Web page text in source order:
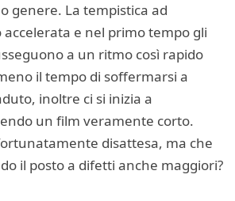
genere. La tempistica ad
e nel primo tempo gli
a un ritmo così rapido
il tempo di soffermarsi a
inoltre ci si inizia a
un film veramente corto.
disattesa, ma che
il posto a difetti anche maggiori?